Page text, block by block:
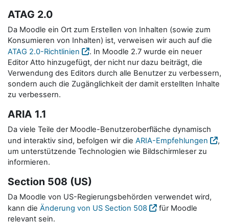
ATAG 2.0
Da Moodle ein Ort zum Erstellen von Inhalten (sowie zum
Konsumieren von Inhalten) ist, verweisen wir auch auf die
ATAG 2.0-Richtlinien
. In Moodle 2.7 wurde ein neuer
Editor Atto hinzugefügt, der nicht nur dazu beiträgt, die
Verwendung des Editors durch alle Benutzer zu verbessern,
sondern auch die Zugänglichkeit der damit erstellten Inhalte
zu verbessern.
ARIA 1.1
Da viele Teile der Moodle-Benutzeroberfläche dynamisch
und interaktiv sind, befolgen wir die ARIA-Empfehlungen
,
um unterstützende Technologien wie Bildschirmleser zu
informieren.
Section 508 (US)
Da Moodle von US-Regierungsbehörden verwendet wird,
kann die Änderung von US Section 508
für Moodle
relevant sein.